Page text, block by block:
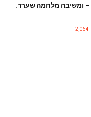
– ומשיבה מלחמה שערה.
2,064